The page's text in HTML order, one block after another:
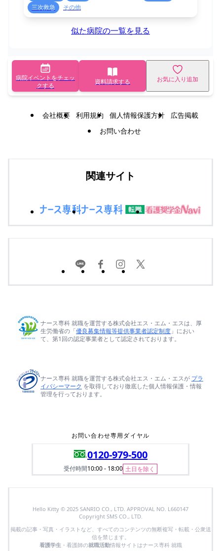
三次救急
その他
似た病院の一覧を見る
病院イベントをチェッ
クする
資料請求する お気に入り追加
会社概要 利用規約 個人情報保護方針
広告掲載
お問い合わせ
関連サイト
ナース専科 就職を運営する株式会社エス・エム・エスは、厚
生労働省の「優良募集情報等提供事業者認定制度 」におい
て、第1回の認定事業者として認定されております。
ナース専科 就職を運営する株式会社エス・エム・エスが プラ
イバシーマーク を取得しており徹底した個人情報保護・情報
管理を行っております。
お問い合わせ専用ダイヤル
0120-979-500
受付時間10:00 - 18:00 土日を除く
Hello Kitty © 2025 SANRIO CO., LTD. APPROVAL NO. L660147
Copyright SMS CO., LTD.
掲載の記事・写真・イラストなど、すべてのコンテンツの無断複写・転載・公衆送
信を禁じます。
看護学生 ・看護師の就職活動情報サイトはナース専科 就職